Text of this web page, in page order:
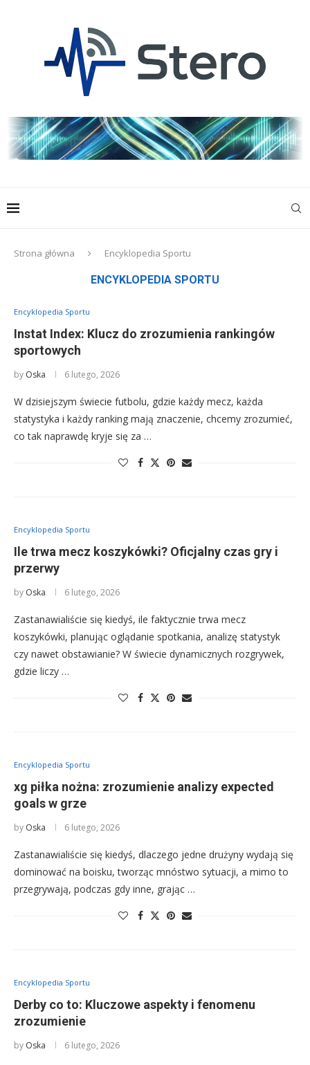
Strona główna Encyklopedia Sportu
ENCYKLOPEDIA SPORTU
Encyklopedia Sportu
Instat Index: Klucz do zrozumienia rankingów
sportowych
by Oska 6 lutego, 2026
W dzisiejszym świecie futbolu, gdzie każdy mecz, każda
statystyka i każdy ranking mają znaczenie, chcemy zrozumieć,
co tak naprawdę kryje się za …
Encyklopedia Sportu
Ile trwa mecz koszykówki? Oficjalny czas gry i
przerwy
by Oska 6 lutego, 2026
Zastanawialiście się kiedyś, ile faktycznie trwa mecz
koszykówki, planując oglądanie spotkania, analizę statystyk
czy nawet obstawianie? W świecie dynamicznych rozgrywek,
gdzie liczy …
Encyklopedia Sportu
xg piłka nożna: zrozumienie analizy expected
goals w grze
by Oska 6 lutego, 2026
Zastanawialiście się kiedyś, dlaczego jedne drużyny wydają się
dominować na boisku, tworząc mnóstwo sytuacji, a mimo to
przegrywają, podczas gdy inne, grając …
Encyklopedia Sportu
Derby co to: Kluczowe aspekty i fenomenu
zrozumienie
by Oska 6 lutego, 2026